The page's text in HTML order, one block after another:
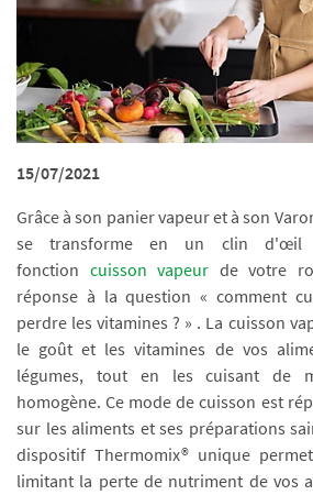
15/07/2021
Grâce à son panier vapeur et à son
se transforme en un clin d'œil
fonction cuisson vapeur de votre
réponse à la question « comment
perdre les vitamines ? » . La cuisson
le goût et les vitamines de vos
légumes, tout en les cuisant de
homogène. Ce mode de cuisson est
sur les aliments et ses préparations
dispositif Thermomix® unique
limitant la perte de nutriment de vos